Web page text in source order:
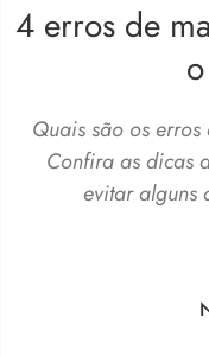
4 erros de
Quais são os
Confira as dicas
evitar alguns